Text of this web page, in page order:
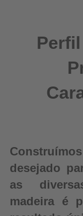
desejado
as
madeira é